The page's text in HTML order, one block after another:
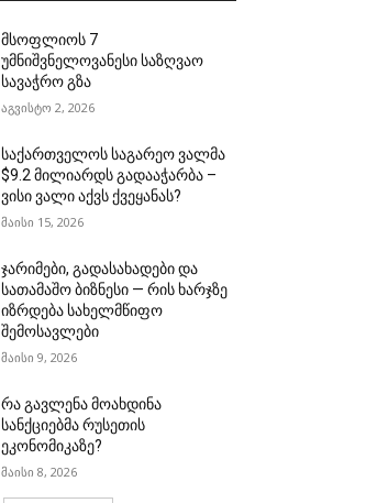
მსოფლიოს 7
უმნიშვნელოვანესი საზღვაო
სავაჭრო გზა
აგვისტო 2, 2026
საქართველოს საგარეო ვალმა
$9.2 მილიარდს გადააჭარბა –
ვისი ვალი აქვს ქვეყანას?
მაისი 15, 2026
ჯარიმები, გადასახადები და
სათამაშო ბიზნესი — რის ხარჯზე
იზრდება სახელმწიფო
შემოსავლები
მაისი 9, 2026
რა გავლენა მოახდინა
სანქციებმა რუსეთის
ეკონომიკაზე?
მაისი 8, 2026